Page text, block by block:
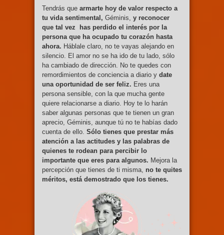
Tendrás que armarte hoy de valor respecto a
tu vida sentimental, Géminis, y reconocer
que tal vez has perdido el interés por la
persona que ha ocupado tu corazón hasta
ahora. Háblale claro, no te vayas alejando en
silencio. El amor no se ha ido de tu lado, sólo
ha cambiado de dirección. No te quedes con
remordimientos de conciencia a diario y date
una oportunidad de ser feliz. Eres una
persona sensible, con la que mucha gente
quiere relacionarse a diario. Hoy te lo harán
saber algunas personas que te tienen un gran
aprecio, Géminis, aunque tú no te habías dado
cuenta de ello. Sólo tienes que prestar más
atención a las actitudes y las palabras de
quienes te rodean para percibir lo
importante que eres para algunos. Mejora la
percepción que tienes de ti misma, no te quites
méritos, está demostrado que los tienes.